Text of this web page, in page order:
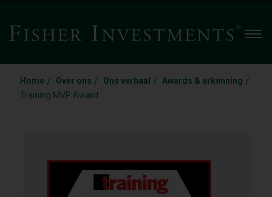
Home / Over ons / Ons verhaal / Awards & erkenning /
Training MVP Award